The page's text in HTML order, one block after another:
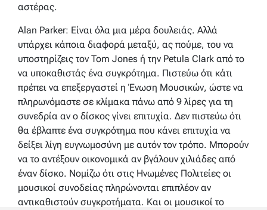
αστέρας.
Alan Parker: Είναι όλα μια μέρα δουλειάς. Αλλά
υπάρχει κάποια διαφορά μεταξύ, ας πούμε, του να
υποστηρίζεις τον Tom Jones ή την Petula Clark από το
να υποκαθιστάς ένα συγκρότημα. Πιστεύω ότι κάτι
πρέπει να επεξεργαστεί η Ένωση Μουσικών, ώστε να
πληρωνόμαστε σε κλίμακα πάνω από 9 λίρες για τη
συνεδρία αν ο δίσκος γίνει επιτυχία. Δεν πιστεύω ότι
θα έβλαπτε ένα συγκρότημα που κάνει επιτυχία να
δείξει λίγη ευγνωμοσύνη με αυτόν τον τρόπο. Μπορούν
να το αντέξουν οικονομικά αν βγάλουν χιλιάδες από
έναν δίσκο. Νομίζω ότι στις Ηνωμένες Πολιτείες οι
μουσικοί συνοδείας πληρώνονται επιπλέον αν
αντικαθιστούν συγκροτήματα. Και οι μουσικοί το